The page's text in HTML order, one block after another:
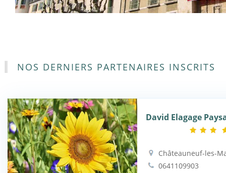
NOS DERNIERS PARTENAIRES INSCRITS
David Elagage
Châteauneuf-les-
0641109903